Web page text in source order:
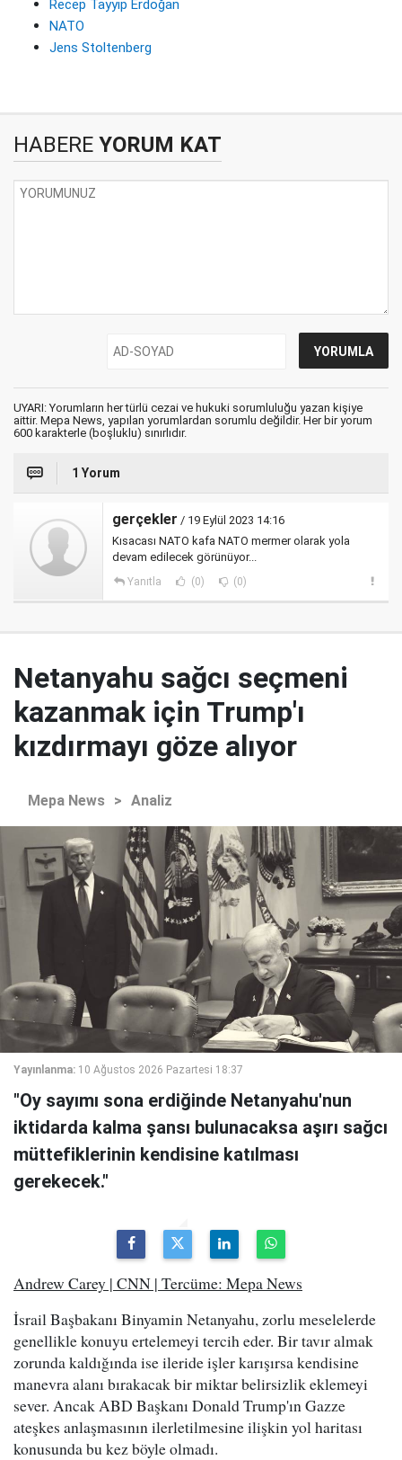
Recep Tayyip Erdoğan
NATO
Jens Stoltenberg
HABERE YORUM KAT
UYARI: Yorumların her türlü cezai ve hukuki sorumluluğu yazan kişiye
aittir. Mepa News, yapılan yorumlardan sorumlu değildir. Her bir yorum
600 karakterle (boşluklu) sınırlıdır.
1 Yorum
gerçekler / 19 Eylül 2023 14:16
Kısacası NATO kafa NATO mermer olarak yola
devam edilecek görünüyor...
Yanıtla (0) (0)
Netanyahu sağcı seçmeni
kazanmak için Trump'ı
kızdırmayı göze alıyor
Mepa News > Analiz
Yayınlanma: 10 Ağustos 2026 Pazartesi 18:37
"Oy sayımı sona erdiğinde Netanyahu'nun
iktidarda kalma şansı bulunacaksa aşırı sağcı
müttefiklerinin kendisine katılması
gerekecek."
Andrew Carey | CNN | Tercüme: Mepa News
İsrail Başbakanı Binyamin Netanyahu, zorlu meselelerde
genellikle konuyu ertelemeyi tercih eder. Bir tavır almak
zorunda kaldığında ise ileride işler karışırsa kendisine
manevra alanı bırakacak bir miktar belirsizlik eklemeyi
sever. Ancak ABD Başkanı Donald Trump'ın Gazze
ateşkes anlaşmasının ilerletilmesine ilişkin yol haritası
konusunda bu kez böyle olmadı.